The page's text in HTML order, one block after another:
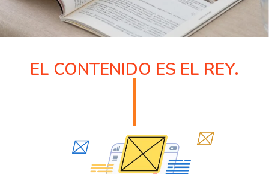
EL CONTENIDO ES EL REY.